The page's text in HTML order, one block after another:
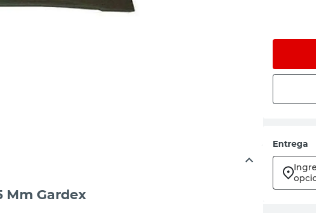
Mm Gardex
Entrega